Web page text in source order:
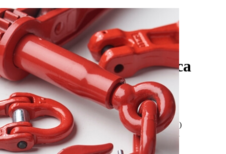
HW CWG dökümcü kanca
İNDİR
Özellikler:
Üretici / Sertifikasyon:
Hubert Waltermann (Almanya)
Markalama:H97 / HW / Ölçü / Üretim parti numarası
Malzeme:Grade80
Emniyet Katsayısı: